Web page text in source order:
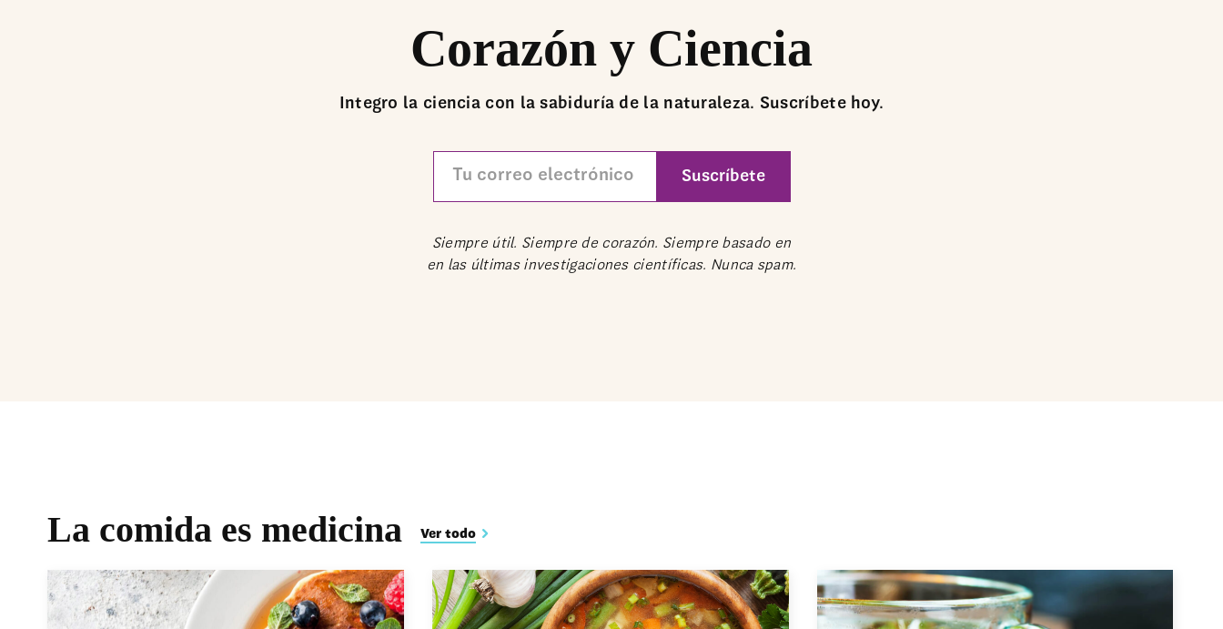
Corazón y Ciencia
Integro la ciencia con la sabiduría de la naturaleza. Suscríbete hoy.
Siempre útil. Siempre de corazón. Siempre basado en
en las últimas investigaciones científicas. Nunca spam.
La comida es medicina Ver todo